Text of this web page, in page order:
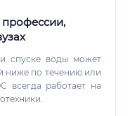
по профильной
профессии,
спуске воды может
ниже по течению или
всегда работает на